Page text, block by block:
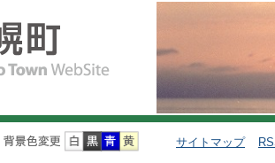
サイトマップ